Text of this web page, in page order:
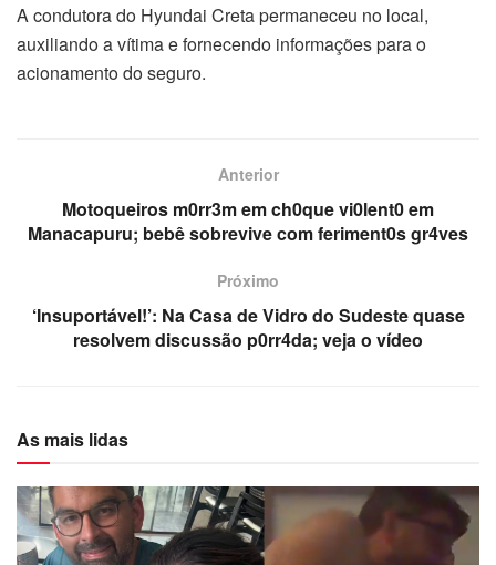
A condutora do Hyundai Creta permaneceu no local,
auxiliando a vítima e fornecendo informações para o
acionamento do seguro.
Anterior
Motoqueiros m0rr3m em ch0que vi0lent0 em
Manacapuru; bebê sobrevive com feriment0s gr4ves
Próximo
‘Insuportável!’: Na Casa de Vidro do Sudeste quase
resolvem discussão p0rr4da; veja o vídeo
As mais lidas